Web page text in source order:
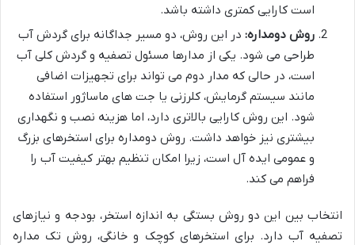
است کارایی کمتری داشته باشد.
روش دومداره: در این روش، دو مسیر جداگانه برای گردش آب
طراحی می شود. یکی از مدارها مسئول تصفیه و گردش کلی آب
است، در حالی که مدار دوم می تواند برای تجهیزات اضافی
مانند سیستم گرمایش، کلرزنی یا جت های ماساژور استفاده
شود. این روش کارایی بالاتری دارد، اما هزینه نصب و نگهداری
بیشتری نیز خواهد داشت. روش دومداره برای استخرهای بزرگ
و عمومی ایده آل است، زیرا امکان تنظیم بهتر کیفیت آب را
فراهم می کند.
انتخاب بین این دو روش بستگی به اندازه استخر، بودجه و نیازهای
تصفیه آب دارد. برای استخرهای کوچک و خانگی، روش تک مداره